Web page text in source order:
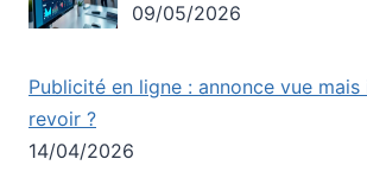
09/05/2026
Publicité en ligne : annonce vue
revoir ?
14/04/2026